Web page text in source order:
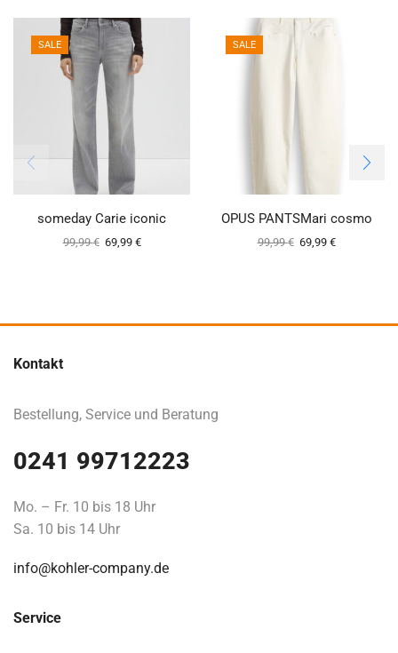
SALE
someday Carie iconic
99,99€ 69,99 €
SALE
OPUS PANTSMari cosmo
99,99€ 69,99 €
Kontakt
Bestellung, Service und Beratung
0241 99712223
Mo. – Fr. 10 bis 18 Uhr
Sa. 10 bis 14 Uhr
info@kohler-company.de
Service